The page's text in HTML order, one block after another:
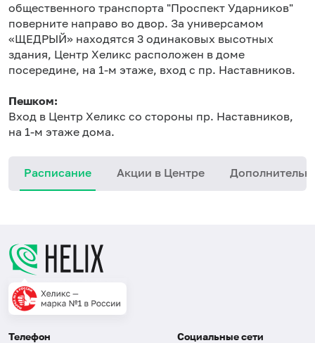
общественного транспорта "Проспект Ударников"
поверните направо во двор. За универсамом
«ЩЕДРЫЙ» находятся 3 одинаковых высотных
здания, Центр Хеликс расположен в доме
посередине, на 1-м этаже, вход с пр. Наставников.
Пешком:
Вход в Центр Хеликс со стороны пр. Наставников,
на 1-м этаже дома.
Расписание Акции в Центре
Телефон Социальные сети